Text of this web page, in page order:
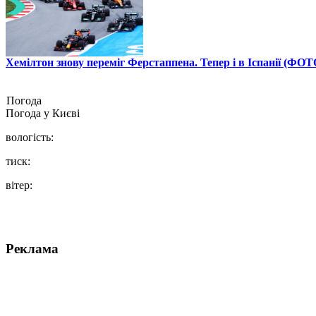
Хемілтон знову переміг Ферстаппена. Тепер і в Іспанії
Погода
Погода у Києві
вологість:
тиск:
вітер:
Реклама